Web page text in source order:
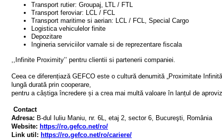
Transport rutier: Groupaj, LTL / FTL
Transport feroviar: LCL / FCL
Transport maritime si aerian: LCL / FCL, Special Cargo
Logistica vehiculelor finite
Depozitare
Ingineria serviciilor vamale si de reprezentare fiscala
,,Infinite Proximity’’ pentru clientii si partenerii companiei.
Ceea ce diferențiază GEFCO este o cultură denumită „Proximitate
lungă durată prin cooperare,
pentru a câștiga încredere și a crea mai multă valoare în lanțul de
Contact
Adresa: B-dul Iuliu Maniu, nr. 6L, etaj 2, sector 6, Bucureşti, România
Website: https://ro.gefco.net/ro/
Link util: https://ro.gefco.net/ro/cariere/